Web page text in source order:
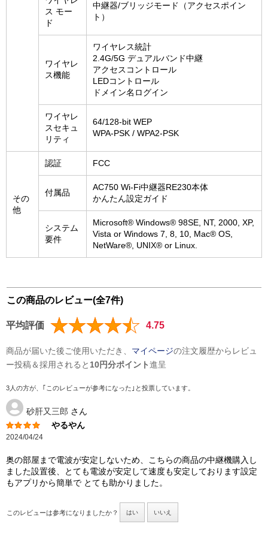
ス モー
ド
中継器/ブリッジモード（アクセスポイン
ト）
ワイヤレ
ス機能
ワイヤレス統計
2.4G/5G デュアルバンド中継
アクセスコントロール
LEDコントロール
ドメイン名ログイン
ワイヤレ
スセキュ
リティ
64/128-bit WEP
WPA-PSK / WPA2-PSK
その
他
認証 FCC
付属品
AC750 Wi-Fi中継器RE230本体
かんたん設定ガイド
システム
要件
Microsoft® Windows® 98SE, NT, 2000, XP,
Vista or Windows 7, 8, 10, Mac® OS,
NetWare®, UNIX® or Linux.
この商品のレビュー(全7件)
平均評価 4.75
商品が届いた後ご使用いただき、 マイページの注文履歴からレビュ
ー投稿＆採用されると 10円分ポイント進呈
3人の方が、｢このレビューが参考になった｣と投票しています。
砂肝又三郎 さん
やるやん
2024/04/24
奥の部屋まで電波が安定しないため、こちらの商品の中継機購入し
ました設置後、とても電波が安定して速度も安定しております設定
もアプリから簡単で とても助かりました。
このレビューは参考になりましたか？ はい いいえ